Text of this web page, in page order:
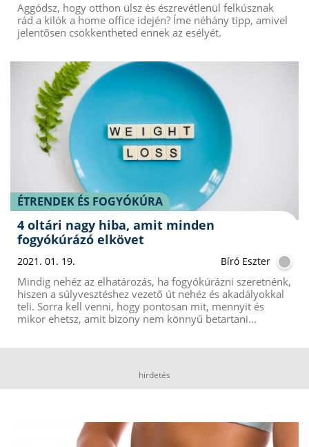
Aggódsz, hogy otthon ülsz és észrevétlenül felkúsznak
rád a kilók a home office idején? Íme néhány tipp, amivel
jelentősen csökkentheted ennek az esélyét.
ÉTRENDEK ÉS FOGYÓKÚRA
4 oltári nagy hiba, amit minden
fogyókúrázó elkövet
2021. 01. 19. Bíró Eszter
Mindig nehéz az elhatározás, ha fogyókúrázni szeretnénk,
hiszen a súlyvesztéshez vezető út nehéz és akadályokkal
teli. Sorra kell venni, hogy pontosan mit, mennyit és
mikor ehetsz, amit bizony nem könnyű betartani...
hirdetés